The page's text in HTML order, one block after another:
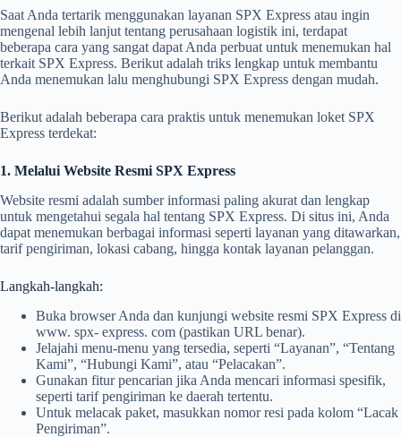
Saat Anda tertarik menggunakan layanan SPX Express atau ingin
mengenal lebih lanjut tentang perusahaan logistik ini, terdapat
beberapa cara yang sangat dapat Anda perbuat untuk menemukan hal
terkait SPX Express. Berikut adalah triks lengkap untuk membantu
Anda menemukan lalu menghubungi SPX Express dengan mudah.
Berikut adalah beberapa cara praktis untuk menemukan loket SPX
Express terdekat:
1. Melalui Website Resmi SPX Express
Website resmi adalah sumber informasi paling akurat dan lengkap
untuk mengetahui segala hal tentang SPX Express. Di situs ini, Anda
dapat menemukan berbagai informasi seperti layanan yang ditawarkan,
tarif pengiriman, lokasi cabang, hingga kontak layanan pelanggan.
Langkah-langkah:
Buka browser Anda dan kunjungi website resmi SPX Express di
www. spx- express. com (pastikan URL benar).
Jelajahi menu-menu yang tersedia, seperti “Layanan”, “Tentang
Kami”, “Hubungi Kami”, atau “Pelacakan”.
Gunakan fitur pencarian jika Anda mencari informasi spesifik,
seperti tarif pengiriman ke daerah tertentu.
Untuk melacak paket, masukkan nomor resi pada kolom “Lacak
Pengiriman”.